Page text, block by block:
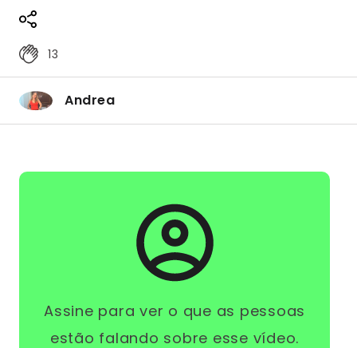
13
Andrea
Assine para ver o que as pessoas
estão falando sobre esse vídeo.